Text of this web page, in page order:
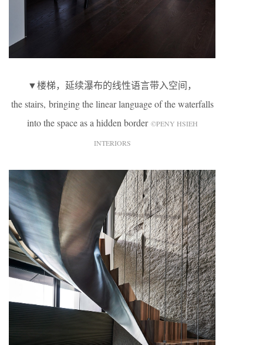
▼楼梯，延续瀑布的线性语言带入空间，
the stairs, bringing the linear language of the waterfalls
into the space as a hidden border ©PENY HSIEH
INTERIORS